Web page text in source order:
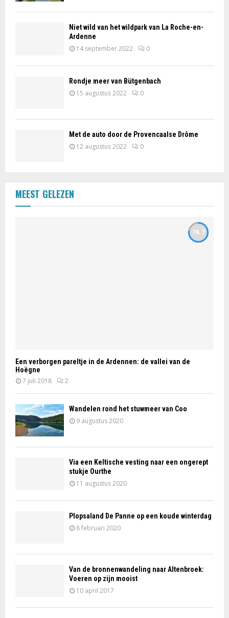
Niet wild van het wildpark van La Roche-en-
Ardenne
14 september 2022 0
Rondje meer van Bütgenbach
15 augustus 2022 0
Met de auto door de Provencaalse Drôme
12 augustus 2022 0
MEEST GELEZEN
Een verborgen pareltje in de Ardennen: de vallei van de
Hoëgne
7 juli 2018 2
76.7
Wandelen rond het stuwmeer van Coo
9 augustus 2020
Via een Keltische vesting naar een ongerept
stukje Ourthe
11 augustus 2020
Plopsaland De Panne op een koude winterdag
8 februari 2020
Van de bronnenwandeling naar Altenbroek:
Voeren op zijn mooist
10 april 2017